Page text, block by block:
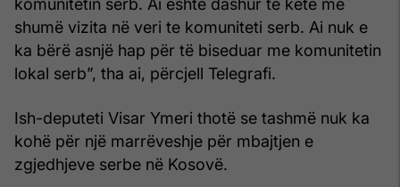
shumë vizita në veri te komuniteti serb. Ai nuk e
ka bërë asnjë hap për të biseduar me komunitetin
lokal serb”, tha ai, përcjell Telegrafi.
Ish-deputeti Visar Ymeri thotë se tashmë nuk ka
kohë për një marrëveshje për mbajtjen e
zgjedhjeve serbe në Kosovë.